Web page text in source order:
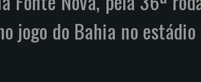
jogo do Bahia no estádio